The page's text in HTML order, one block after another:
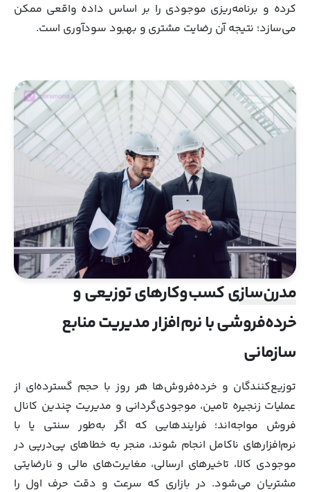
کرده و برنامه‌ریزی موجودی را بر اساس داده واقعی ممکن
می‌سازد؛ نتیجه آن رضایت مشتری و بهبود سودآوری است.
مدرن‌سازی کسب‌وکارهای توزیعی و
خرده‌فروشی با نرم‌افزار مدیریت منابع
سازمانی
توزیع‌کنندگان و خرده‌فروش‌ها هر روز با حجم گسترده‌ای از
عملیات زنجیره تامین، موجودی‌گردانی و مدیریت چندین کانال
فروش مواجه‌اند؛ فرایندهایی که اگر به‌طور سنتی یا با
نرم‌افزارهای ناکامل انجام شوند، منجر به خطاهای پی‌درپی در
موجودی کالا، تاخیرهای ارسالی، مغایرت‌های مالی و نارضایتی
مشتریان می‌شود. در بازاری که سرعت و دقت حرف اول را